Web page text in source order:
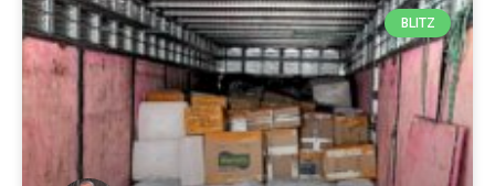
BLITZ